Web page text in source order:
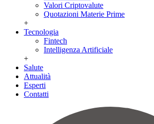
Valori Criptovalute
Quotazioni Materie Prime
+
Tecnologia
Fintech
Intelligenza Artificiale
+
Salute
Attualità
Esperti
Contatti